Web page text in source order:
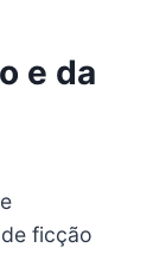
e da
ficção